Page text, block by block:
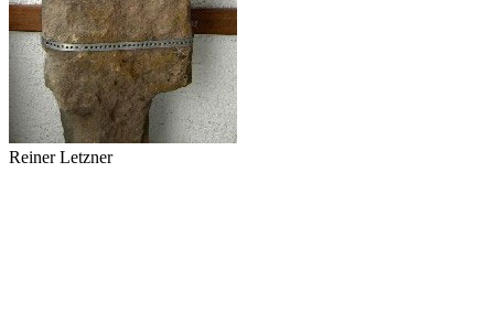
Reiner Letzner